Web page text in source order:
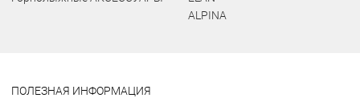
ALPINA
ПОЛЕЗНАЯ ИНФОРМАЦИЯ